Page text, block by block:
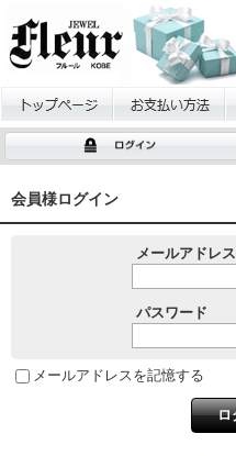
会員様ログイン
メールアドレス
パスワード
メールアドレスを記憶する